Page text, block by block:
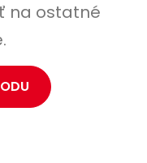
na ostatné